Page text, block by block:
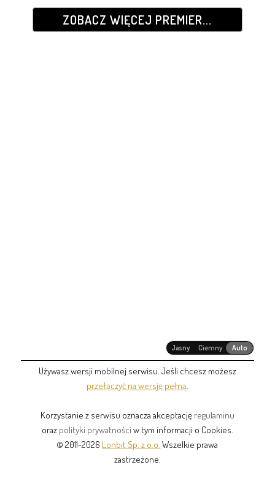
ZOBACZ WIĘCEJ PREMIER...
Jasny Ciemny Auto
Używasz wersji mobilnej serwisu. Jeśli chcesz możesz
przełączyć na wersję pełną
Korzystanie z serwisu oznacza akceptację regulaminu
oraz polityki prywatności w tym informacji o Cookies.
© 2011-2026 Lonbit Sp. z o.o. Wszelkie prawa
zastrzeżone.